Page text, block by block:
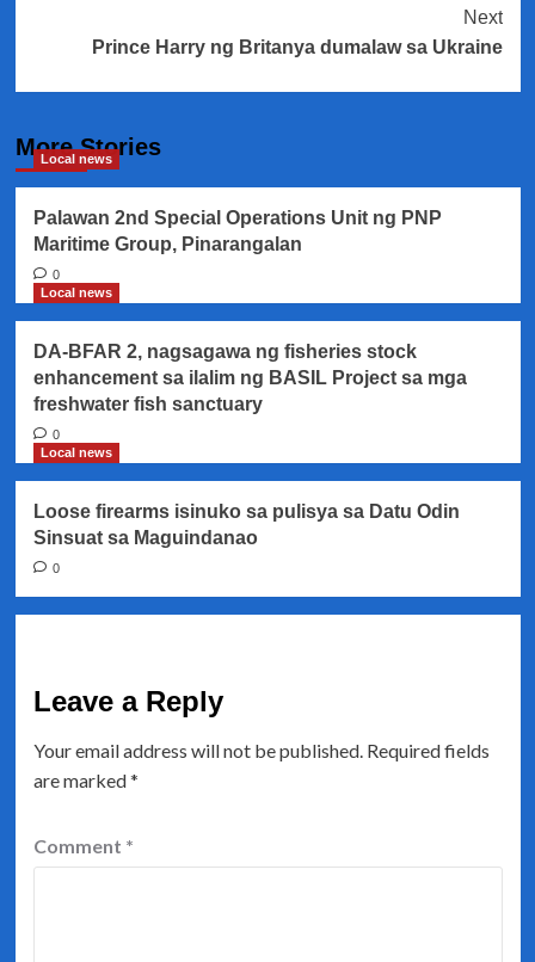
Next
Prince Harry ng Britanya dumalaw sa Ukraine
More Stories
Local news
Palawan 2nd Special Operations Unit ng PNP
Maritime Group, Pinarangalan
0
Local news
DA-BFAR 2, nagsagawa ng fisheries stock
enhancement sa ilalim ng BASIL Project sa mga
freshwater fish sanctuary
0
Local news
Loose firearms isinuko sa pulisya sa Datu Odin
Sinsuat sa Maguindanao
0
Leave a Reply
Your email address will not be published. Required fields
are marked*
Comment *